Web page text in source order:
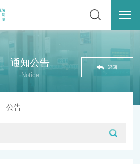
通知公告
Notice
公告
返回